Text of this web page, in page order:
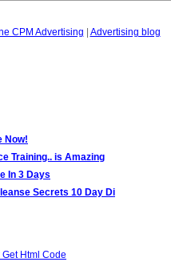
CPM Advertising Advertising blog
Now!
Training.. is Amazing
In 3 Days
Secrets 10 Day Di
Html Code